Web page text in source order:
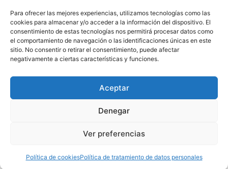
Para ofrecer las mejores experiencias, utilizamos tecnologías como las
cookies para almacenar y/o acceder a la información del dispositivo. El
consentimiento de estas tecnologías nos permitirá procesar datos como
el comportamiento de navegación o las identificaciones únicas en este
sitio. No consentir o retirar el consentimiento, puede afectar
negativamente a ciertas características y funciones.
Aceptar
Denegar
Ver preferencias
Política de cookiesPolítica de tratamiento de datos personales
MEGA GUAY COLOMBIA S.A.S.
Nit: 901390382-9 / Matrícula No. 03254271
Domicilio principal:
Carrera 7 # 32 29 P. 24 / Oficina 2404 Edificio Fenix /
Bogotá D.C.
Teléfono: 323 319 2048
Correo electrónico: notificaciones@megaguay.com.co
/ servicioalcliente@megaguay.com.co
megaguay.col